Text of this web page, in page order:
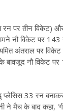
रन पर तीन विकेट)
नौ विकेट पर
अंतराल पर विकेट
नौ विकेट पर
प्लेसिस 33 रन
मैच के बाद कहा,